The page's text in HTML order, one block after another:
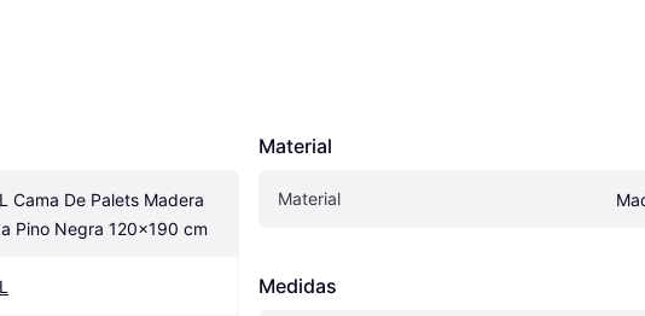
Cama De Palets Madera
Pino Negra 120x190 cm
Material
Material
Medidas